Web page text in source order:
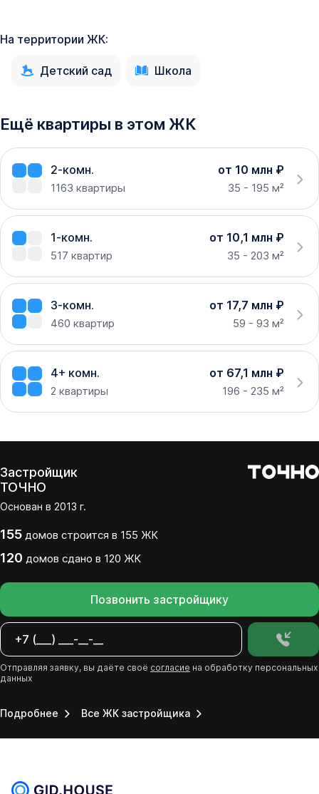
На территории ЖК:
Детский сад Школа
Ещё квартиры в этом ЖК
2-комн. от 10 млн ₽
1163 квартиры 35 - 195 м²
1-комн. от 10,1 млн ₽
517 квартир 35 - 203 м²
3-комн. от 17,7 млн ₽
460 квартир 59 - 93 м²
4+ комн. от 67,1 млн ₽
2 квартиры 196 - 235 м²
Застройщик
ТОЧНО
Основан в 2013 г.
155 домов строится в 155 ЖК
120 домов сдано в 120 ЖК
Позвонить застройщику
Отправляя заявку, вы даёте своё согласие на обработку персональных
данных
Подробнее Все ЖК застройщика